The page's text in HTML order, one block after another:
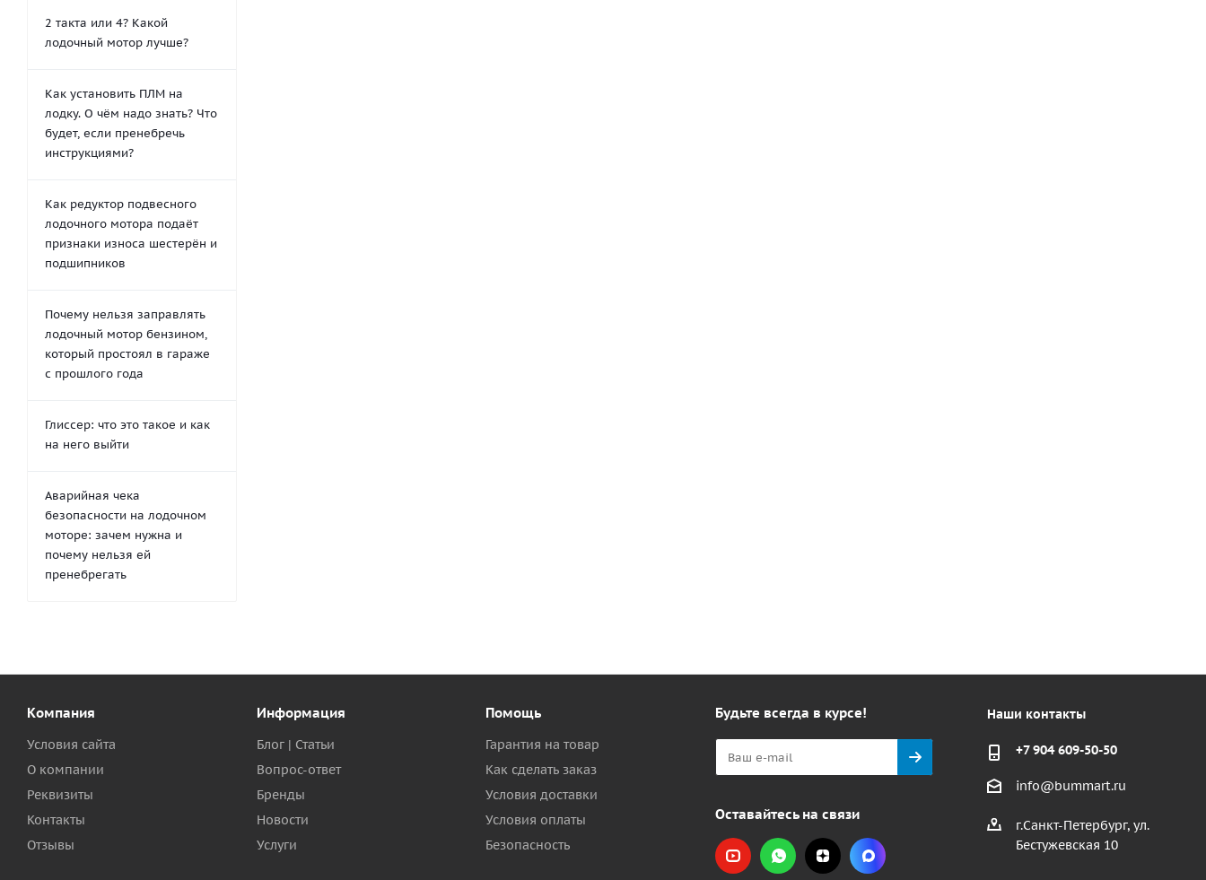
2 такта или 4? Какой
лодочный мотор лучше?
Как установить ПЛМ на
лодку. О чём надо знать? Что
будет, если пренебречь
инструкциями?
Как редуктор подвесного
лодочного мотора подаёт
признаки износа шестерён и
подшипников
Почему нельзя заправлять
лодочный мотор бензином,
который простоял в гараже
с прошлого года
Глиссер: что это такое и как
на него выйти
Аварийная чека
безопасности на лодочном
моторе: зачем нужна и
почему нельзя ей
пренебрегать
Компания
Условия сайта
О компании
Реквизиты
Контакты
Отзывы
Информация
Блог | Статьи
Вопрос-ответ
Бренды
Новости
Услуги
Помощь
Гарантия на товар
Как сделать заказ
Условия доставки
Условия оплаты
Безопасность
Будьте всегда в курсе!
Оставайтесь на связи
Наши контакты
+7 904 609-50-50
info@bummart.ru
г.Санкт-Петербург, ул.
Бестужевская 10